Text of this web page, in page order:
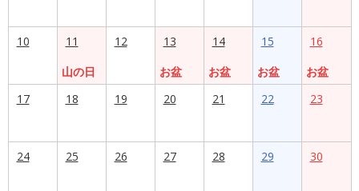
10
11
山の日
12
13
お盆
14
お盆
15
お盆
16
お盆
17
18 19 20 21 22 23
24 25 26 27 28 29 30